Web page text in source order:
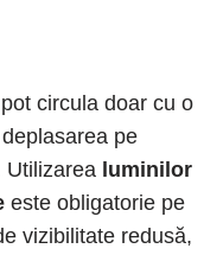
circula doar cu o
pe
Utilizarea luminilor
este obligatorie pe
vizibilitate redusă,